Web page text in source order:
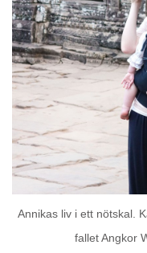
Annikas liv i ett nötskal.
fallet Angkor